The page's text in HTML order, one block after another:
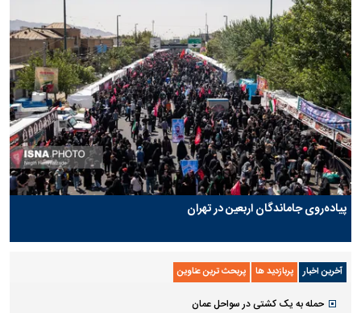
پیاده‌روی جاماندگان اربعین در تهران
آخرین اخبار پربازدید ها پربحث ترین عناوین
حمله به یک کشتی در سواحل عمان